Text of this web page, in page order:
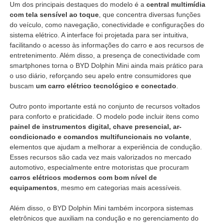
Um dos principais destaques do modelo é a central multimídia
com tela sensível ao toque, que concentra diversas funções
do veículo, como navegação, conectividade e configurações do
sistema elétrico. A interface foi projetada para ser intuitiva,
facilitando o acesso às informações do carro e aos recursos de
entretenimento. Além disso, a presença de conectividade com
smartphones torna o BYD Dolphin Mini ainda mais prático para
o uso diário, reforçando seu apelo entre consumidores que
buscam um carro elétrico tecnológico e conectado.
Outro ponto importante está no conjunto de recursos voltados
para conforto e praticidade. O modelo pode incluir itens como
painel de instrumentos digital, chave presencial, ar-
condicionado e comandos multifuncionais no volante,
elementos que ajudam a melhorar a experiência de condução.
Esses recursos são cada vez mais valorizados no mercado
automotivo, especialmente entre motoristas que procuram
carros elétricos modernos com bom nível de
equipamentos, mesmo em categorias mais acessíveis.
Além disso, o BYD Dolphin Mini também incorpora sistemas
eletrônicos que auxiliam na condução e no gerenciamento do